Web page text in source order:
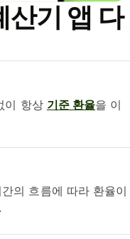
기 앱 다
이 항상 기준 환율을 이
의 흐름에 따라 환율이